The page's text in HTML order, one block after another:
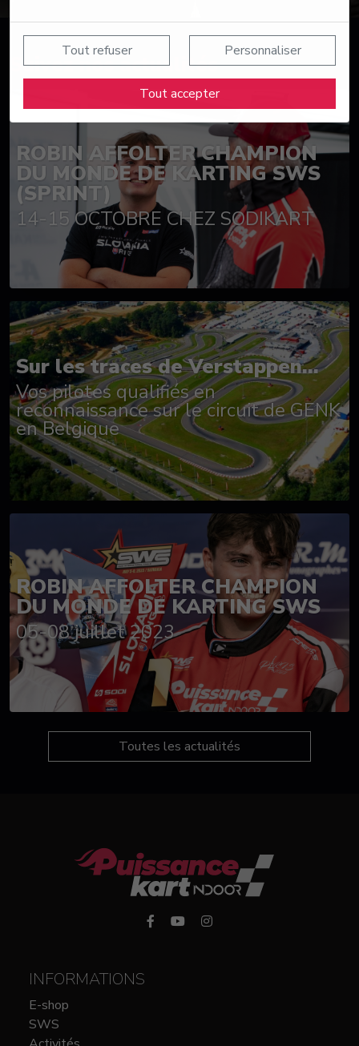
Tout refuser Personnaliser
Tout accepter
Suivez nos actualités
ROBIN AFFOLTER CHAMPION
DU MONDE DE KARTING SWS
(SPRINT)
14-15 OCTOBRE CHEZ SODIKART
Sur les traces de Verstappen...
Vos pilotes qualifiés en
reconnaissance sur le circuit de GENK
en Belgique
ROBIN AFFOLTER CHAMPION
DU MONDE DE KARTING SWS
05-08 juillet 2023
Toutes les actualités
INFORMATIONS
E-shop
SWS